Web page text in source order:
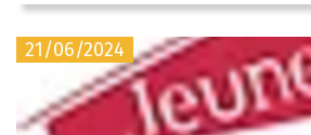
21/06/2024